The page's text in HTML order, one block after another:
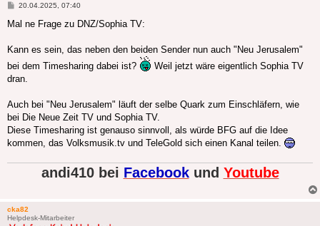
Beitrag
20.04.2025, 07:40
Mal ne Frage zu DNZ/Sophia TV:
Kann es sein, das neben den beiden Sender nun auch "Neu Jerusalem"
bei dem Timesharing dabei ist?
Weil jetzt wäre eigentlich Sophia TV
dran.
Auch bei "Neu Jerusalem" läuft der selbe Quark zum Einschläfern, wie
bei Die Neue Zeit TV und Sophia TV.
Diese Timesharing ist genauso sinnvoll, als würde BFG auf die Idee
kommen, das Volksmusik.tv und TeleGold sich einen Kanal teilen.
andi410 bei Facebookund Youtube
cka82
Helpdesk-Mitarbeiter